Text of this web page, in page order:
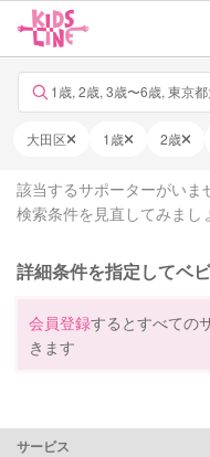
1歳, 2歳, 3歳〜6歳, 東京
大田区 1歳 2歳
該当するサポーターがいま
検索条件を見直してみまし
詳細条件を指定してベ
会員登録するとすべての
きます
サービス